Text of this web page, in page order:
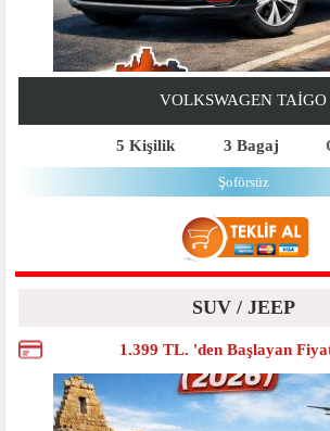
VOLKSWAGEN TAIGO
5 Kişilik 3 Bagaj
Şoförsüz
SUV / JEEP
1.399 TL. 'den Başlayan